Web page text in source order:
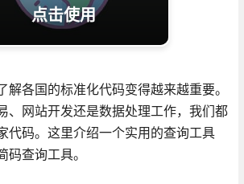
点击使用
解各国的标准化代码变得越来越重要。
、网站开发还是数据处理工作，我们都
代码。这里介绍一个实用的查询工具
查询工具。